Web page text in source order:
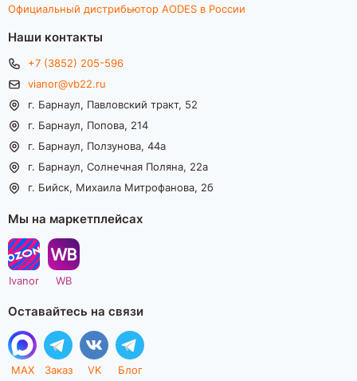
Официальный дистрибьютор AODES в России
Наши контакты
+7 (3852) 205-596
vianor@vb22.ru
г. Барнаул, Павловский тракт, 52
г. Барнаул, Попова, 214
г. Барнаул, Ползунова, 44а
г. Барнаул, Солнечная Поляна, 22а
г. Бийск, Михаила Митрофанова, 2б
Мы на маркетплейсах
Ivanor WB
Оставайтесь на связи
MAX Заказ VK Блог